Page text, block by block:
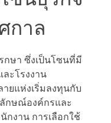
กาล
กษา ซึ่งเป็นโซนที่มี
ะโรงงาน
ยแห่งเริ่มลงทุนกับ
กษณ์องค์กรและ
งาน การเลือกใช้